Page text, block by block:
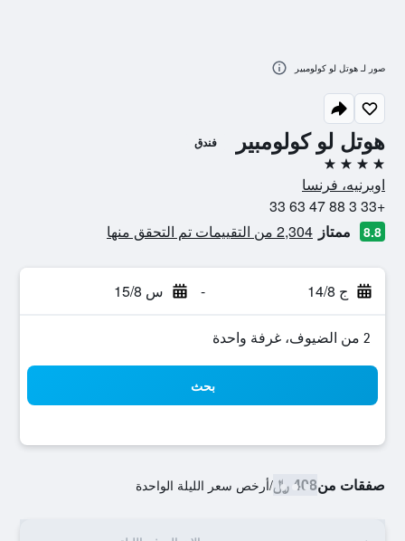
هوتل لو كولومبير فندق
4 نجوم
اوبرنيه، فرنسا
+33 3 88 47 63 33
8.8 ممتاز 2,304 من التقييمات تم التحقق منها
ج 14/8 - س 15/8
2 من الضيوف، غرفة واحدة
بحث
صفقات من408 ﷼ /أرخص سعر الليلة الواحدة
صور لـ هوتل لو كولومبير